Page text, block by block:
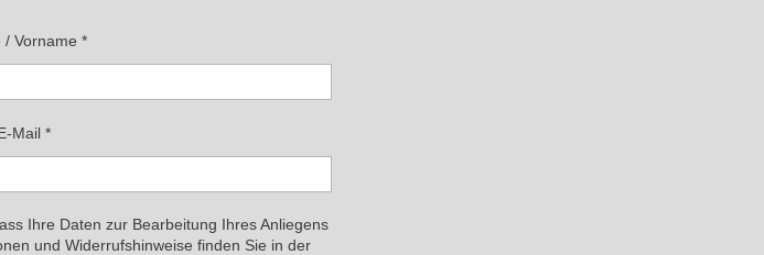
/ Vorname *
Mail *
Ihre Daten zur Bearbeitung Ihres Anliegens
und Widerrufshinweise finden Sie in der